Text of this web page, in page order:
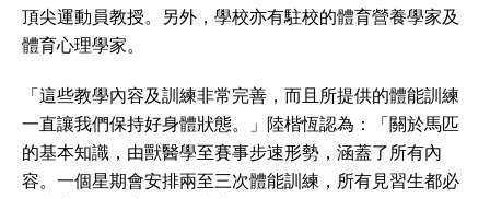
頂尖運動員教授。另外，學校亦有駐校的體育營養學家及
體育心理學家。
「這些教學內容及訓練非常完善，而且所提供的體能訓練
一直讓我們保持好身體狀態。」陸楷恆認為：「關於馬匹
的基本知識，由獸醫學至賽事步速形勢，涵蓋了所有內
容。一個星期會安排兩至三次體能訓練，所有見習生都必